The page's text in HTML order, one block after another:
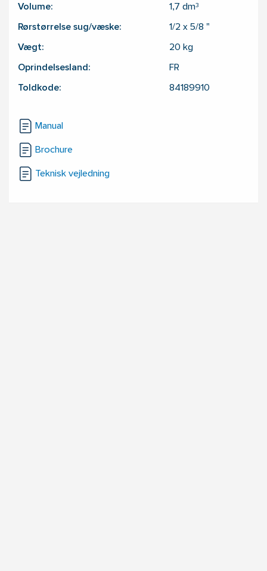
Volume: 1,7 dm³
Rørstørrelse sug/væske: 1/2 x 5/8 "
Vægt: 20 kg
Oprindelsesland: FR
Toldkode: 84189910
Manual
Brochure
Teknisk vejledning